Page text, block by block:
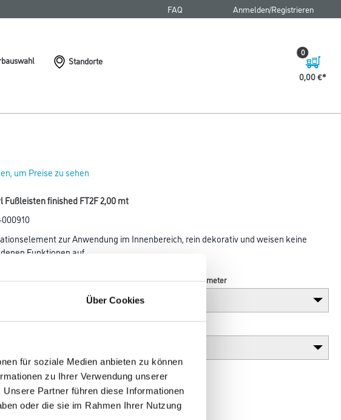
Über Cookies
für soziale Medien anbieten zu können
zu Ihrer Verwendung unserer
Partner führen diese Informationen
oder die sie im Rahmen Ihrer Nutzung
FAQ Anmelden/Registrieren
Standorte
0,00 €
0
um Preise zu sehen
Fußleisten finished FT2F 2,00 mt
zur Anwendung im Innenbereich, rein dekorativ und weisen keine
Funktionen auf.
Länge in centimeter